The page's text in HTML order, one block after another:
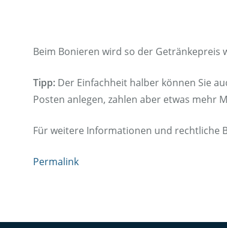
Beim Bonieren wird so der Getränkepreis
Tipp: Der Einfachheit halber können Sie
Posten anlegen, zahlen aber etwas mehr
Für weitere Informationen und rechtliche
Permalink